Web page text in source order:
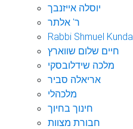
יוסלה אייזנבך
ר' אלתר
Rabbi Shmuel Kunda
חיים שלום שווארץ
מלכה שידלובסקי
אריאלה סביר
מלכהלי
חינוך בחיוך
חבורת מצוות